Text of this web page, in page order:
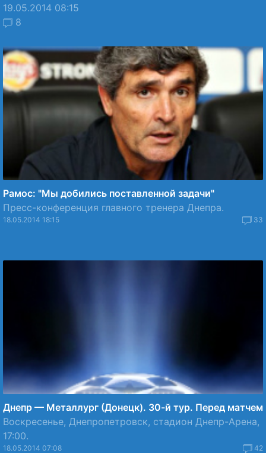
19.05.2014 08:15
8
Рамос: "Мы добились поставленной задачи"
Пресс-конференция главного тренера Днепра.
18.05.2014 18:15 33
Днепр — Металлург (Донецк). 30-й тур. Перед матчем
Воскресенье, Днепропетровск, стадион Днепр-Арена,
17:00.
18.05.2014 07:08 42